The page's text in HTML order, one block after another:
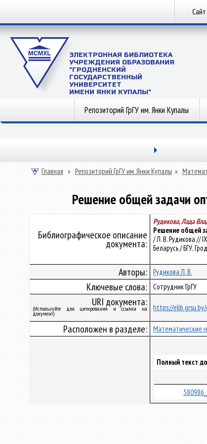
ЭЛЕКТРОННАЯ БИБЛИОТЕКА
УЧРЕЖДЕНИЯ ОБРАЗОВАНИЯ
"ГРОДНЕНСКИЙ
ГОСУДАРСТВЕННЫЙ
УНИВЕРСИТЕТ
ИМЕНИ ЯНКИ КУПАЛЫ"
Репозиторий ГрГУ им. Янки Купалы
Главная » Репозиторий ГрГУ им. Янки Купалы »
Решение общей задачи
Библиографическое описание
документа:
Рудикова, Лада
Решение общей
/ Л. В. Рудикова //
Беларусь / БГУ,
Авторы: Рудикова Л. В.
Ключевые слова: Сотрудник ГрГУ
URI документа:
(Используйте для цитирования и ссылки на
документ)
https://
Расположен в разделе: Математические
Полный текст